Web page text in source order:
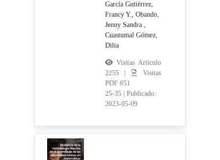
García Gutiérrez,
Francy Y., Obando,
Jenny Sandra ,
Cuastumal Gómez,
Dilia
Visitas Artículo
2255 |
Visitas
PDF 651
25-35
Publicado:
2023-05-09